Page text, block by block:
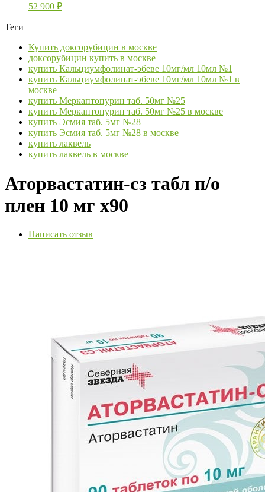
52 900 ₽
Теги
Купить доксорубицин в москве
доксорубицин купить в москве
купить Кальциумфолинат-эбеве 10мг/мл 10мл №1
купить Кальциумфолинат-эбеве 10мг/мл 10мл №1 в
москве
купить Меркаптопурин таб. 50мг №25
купить Меркаптопурин таб. 50мг №25 в москве
купить Эсмия таб. 5мг №28
купить Эсмия таб. 5мг №28 в москве
купить лаквель
купить лаквель в москве
Аторвастатин-сз табл п/о
плен 10 мг х90
Написать отзыв